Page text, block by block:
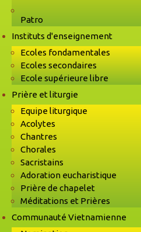
Patro
Instituts d'enseignement
Ecoles fondamentales
Ecoles secondaires
Ecole supérieure libre
Prière et liturgie
Equipe liturgique
Acolytes
Chantres
Chorales
Sacristains
Adoration eucharistique
Prière de chapelet
Méditations et Prières
Communauté Vietnamienne